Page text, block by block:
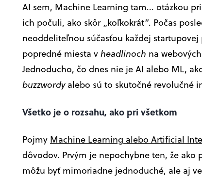
AI sem, Machine Learning tam... otázkou
ich počuli, ako skôr „koľkokrát“. Počas
neoddeliteľnou súčasťou každej
popredné miesta v headlinoch na
Jednoducho, čo dnes nie je AI alebo ML,
buzzwordyalebo sú to skutočné revolučné
Všetko je o rozsahu, ako pri všetkom
Pojmy Machine Learning alebo Artificial
dôvodov. Prvým je nepochybne ten, že
môžu byť mimoriadne jednoduché, ale aj